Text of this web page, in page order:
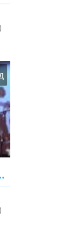
(Диско)